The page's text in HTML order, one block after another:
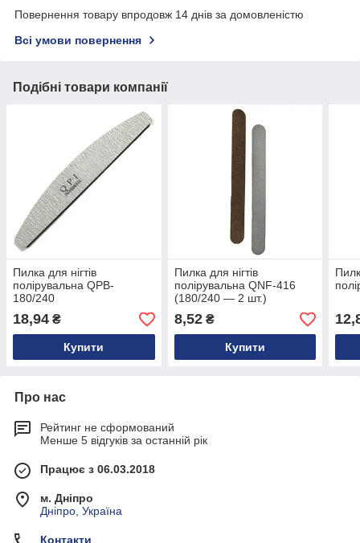
Повернення товару впродовж 14 днів за домовленістю
Всі умови повернення
Подібні товари компанії
Пилка для нігтів
полірувальна QPB-
180/240
18,94 ₴
Купити
Пилка для нігтів
полірувальна QNF-416
(180/240 — 2 шт.)
8,52₴
Купити
Про нас
Рейтинг не сформований
Менше 5 відгуків за останній рік
Працює з 06.03.2018
м. Дніпро
Дніпро, Україна
Контакти